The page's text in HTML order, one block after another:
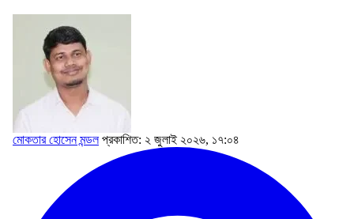
মোকতার হোসেন মন্ডল প্রকাশিত: ২ জুলাই ২০২৬, ১৭:০৪